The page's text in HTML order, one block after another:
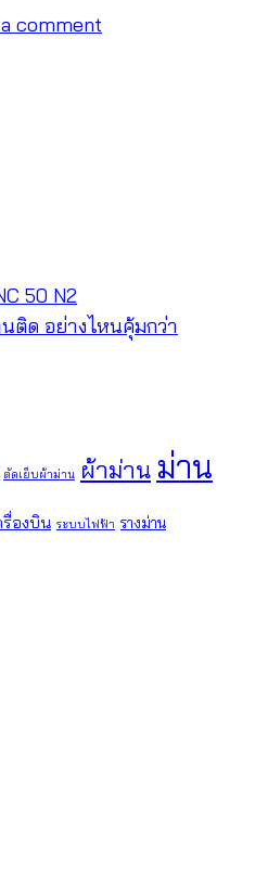
comment
ม 50 N2
ความ
ทรี
Tube
ติด อย่างไหนคุ้มกว่า
ม่าน
ตัดเย็บผ้าม่าน ผ้าม่าน ม่าน
รื่องบิน ระบบไฟฟ้า รางม่าน